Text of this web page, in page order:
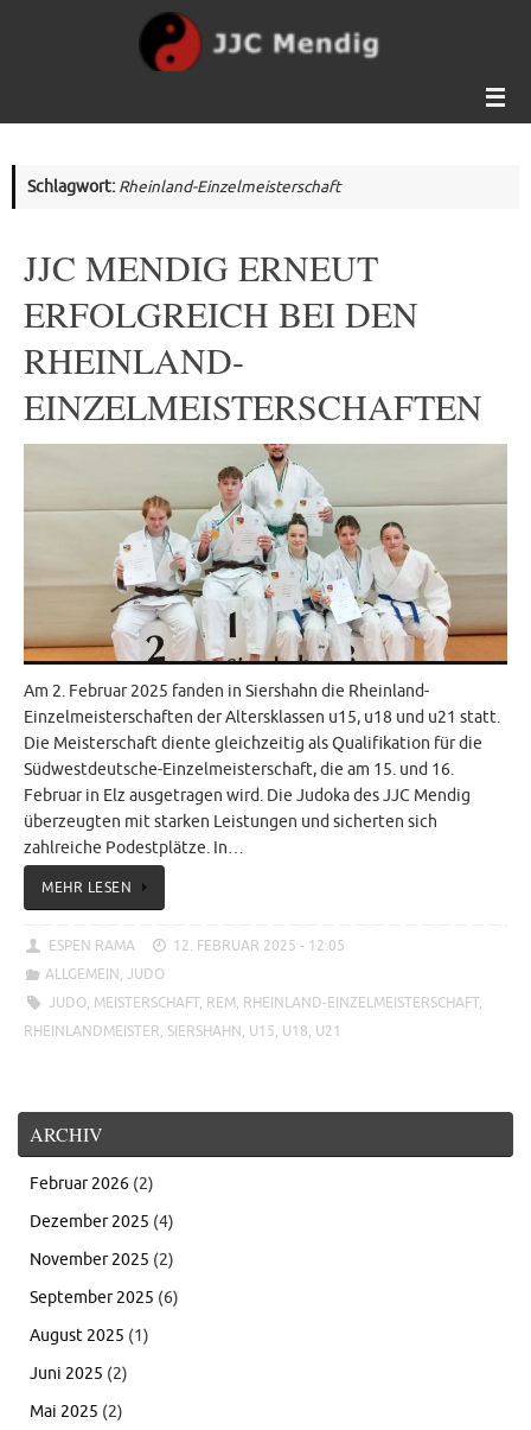
Schlagwort: Rheinland-Einzelmeisterschaft
JJC MENDIG ERNEUT
ERFOLGREICH BEI DEN
RHEINLAND-
EINZELMEISTERSCHAFTEN
Am 2. Februar 2025 fanden in Siershahn die Rheinland-
Einzelmeisterschaften der Altersklassen u15, u18 und u21 statt.
Die Meisterschaft diente gleichzeitig als Qualifikation für die
Südwestdeutsche-Einzelmeisterschaft, die am 15. und 16.
Februar in Elz ausgetragen wird. Die Judoka des JJC Mendig
überzeugten mit starken Leistungen und sicherten sich
zahlreiche Podestplätze. In…
MEHR LESEN
ESPEN RAMA
12. FEBRUAR 2025 - 12:05
ALLGEMEIN, JUDO
JUDO, MEISTERSCHAFT, REM, RHEINLAND-EINZELMEISTERSCHAFT,
RHEINLANDMEISTER, SIERSHAHN, U15, U18, U21
ARCHIV
Februar 2026 (2)
Dezember 2025 (4)
November 2025 (2)
September 2025 (6)
August 2025 (1)
Juni 2025 (2)
Mai 2025 (2)